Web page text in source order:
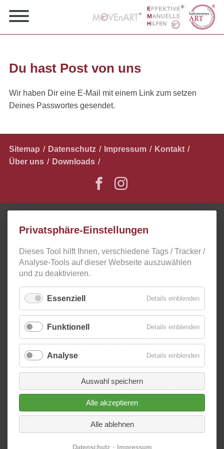
Du hast Post von uns
Wir haben Dir eine E-Mail mit einem Link zum setzen
Deines Passwortes gesendet.
Navigation
überspringen
Sitemap Datenschutz Impressum
Kontakt
Über uns
Downloads
Sommerpause im August
Wir sind in unserer Sommerpause, und nur
sporadisch zu erreichen - ab Anfang September sind
wir erholt und wieder da!
Die Fortbildungen nach der Sommerpause freuen sich
währenddessen über Anmeldungen...
Sichern Sie sich jetzt Ihren Platz – wir freuen uns
darauf, Sie bald wieder begrüßen zu dürfen!
☀️Schöne Sommerzeit! ☀️
Privatsphäre-Einstellungen
Dieses Tool hilft Ihnen, verschiedene Tags / Tracker /
Analyse-Tools auf dieser Webseite auszuwählen
und zu deaktivieren.
Essenziell Details einblendenfür
Funktionell Details einblendenfür
Analyse Details einblendenfür
Analyse
Auswahl speichern
Alle akzeptieren
Alle ablehnen
Datenschutz Impressum